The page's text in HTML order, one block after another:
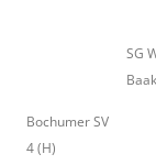
SG
Bochumer SV
4 (H)